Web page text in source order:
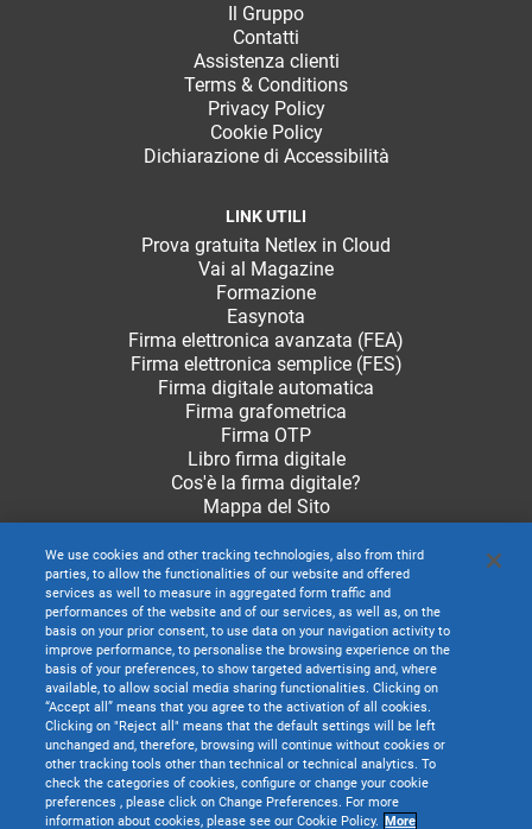
Il Gruppo
Contatti
Assistenza clienti
Terms & Conditions
Privacy Policy
Cookie Policy
Dichiarazione di Accessibilità
LINK UTILI
Prova gratuita Netlex in Cloud
Vai al Magazine
Formazione
Easynota
Firma elettronica avanzata (FEA)
Firma elettronica semplice (FES)
Firma digitale automatica
Firma grafometrica
Firma OTP
Libro firma digitale
Cos'è la firma digitale?
Mappa del Sito
TeamSystem S.p.A. società con socio unico soggetta all’attività di direzione e
We use cookies and other tracking technologies, also from third
parties, to allow the functionalities of our website and offered
services as well to measure in aggregated form traffic and
performances of the website and of our services, as well as, on the
basis on your prior consent, to use data on your navigation activity to
improve performance, to personalise the browsing experience on the
basis of your preferences, to show targeted advertising and, where
available, to allow social media sharing functionalities. Clicking on
“Accept all” means that you agree to the activation of all cookies.
Clicking on "Reject all" means that the default settings will be left
unchanged and, therefore, browsing will continue without cookies or
other tracking tools other than technical or technical analytics. To
check the categories of cookies, configure or change your cookie
preferences , please click on Change Preferences. For more
information about cookies, please see our Cookie Policy. More